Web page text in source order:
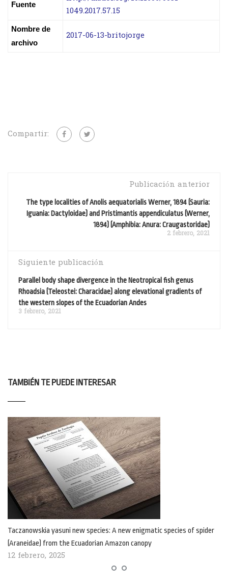
Fuente
1049.2017.57.15
Nombre de
archivo
2017-06-13-britojorge
Compartir:
Publicación anterior
The type localities of Anolis aequatorialis Werner, 1894 (Sauria:
Iguania: Dactyloidae) and Pristimantis appendiculatus (Werner,
1894) (Amphibia: Anura: Craugastoridae)
2 febrero, 2021
Siguiente publicación
Parallel body shape divergence in the Neotropical fish genus
Rhoadsia (Teleostei: Characidae) along elevational gradients of
the western slopes of the Ecuadorian Andes
3 febrero, 2021
TAMBIÉN TE PUEDE INTERESAR
Taczanowskia yasuni new species: A new enigmatic species of spider
(Araneidae) from the Ecuadorian Amazon canopy
12 febrero, 2025